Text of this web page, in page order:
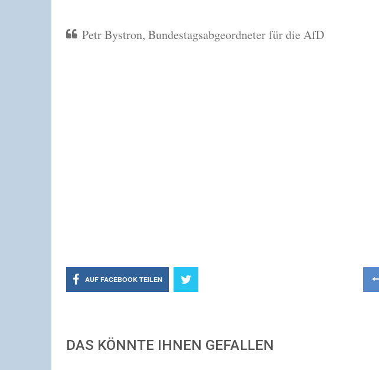
Petr Bystron, Bundestagsabgeordneter für die AfD
AUF FACEBOOK TEILEN
DAS KÖNNTE IHNEN GEFALLEN